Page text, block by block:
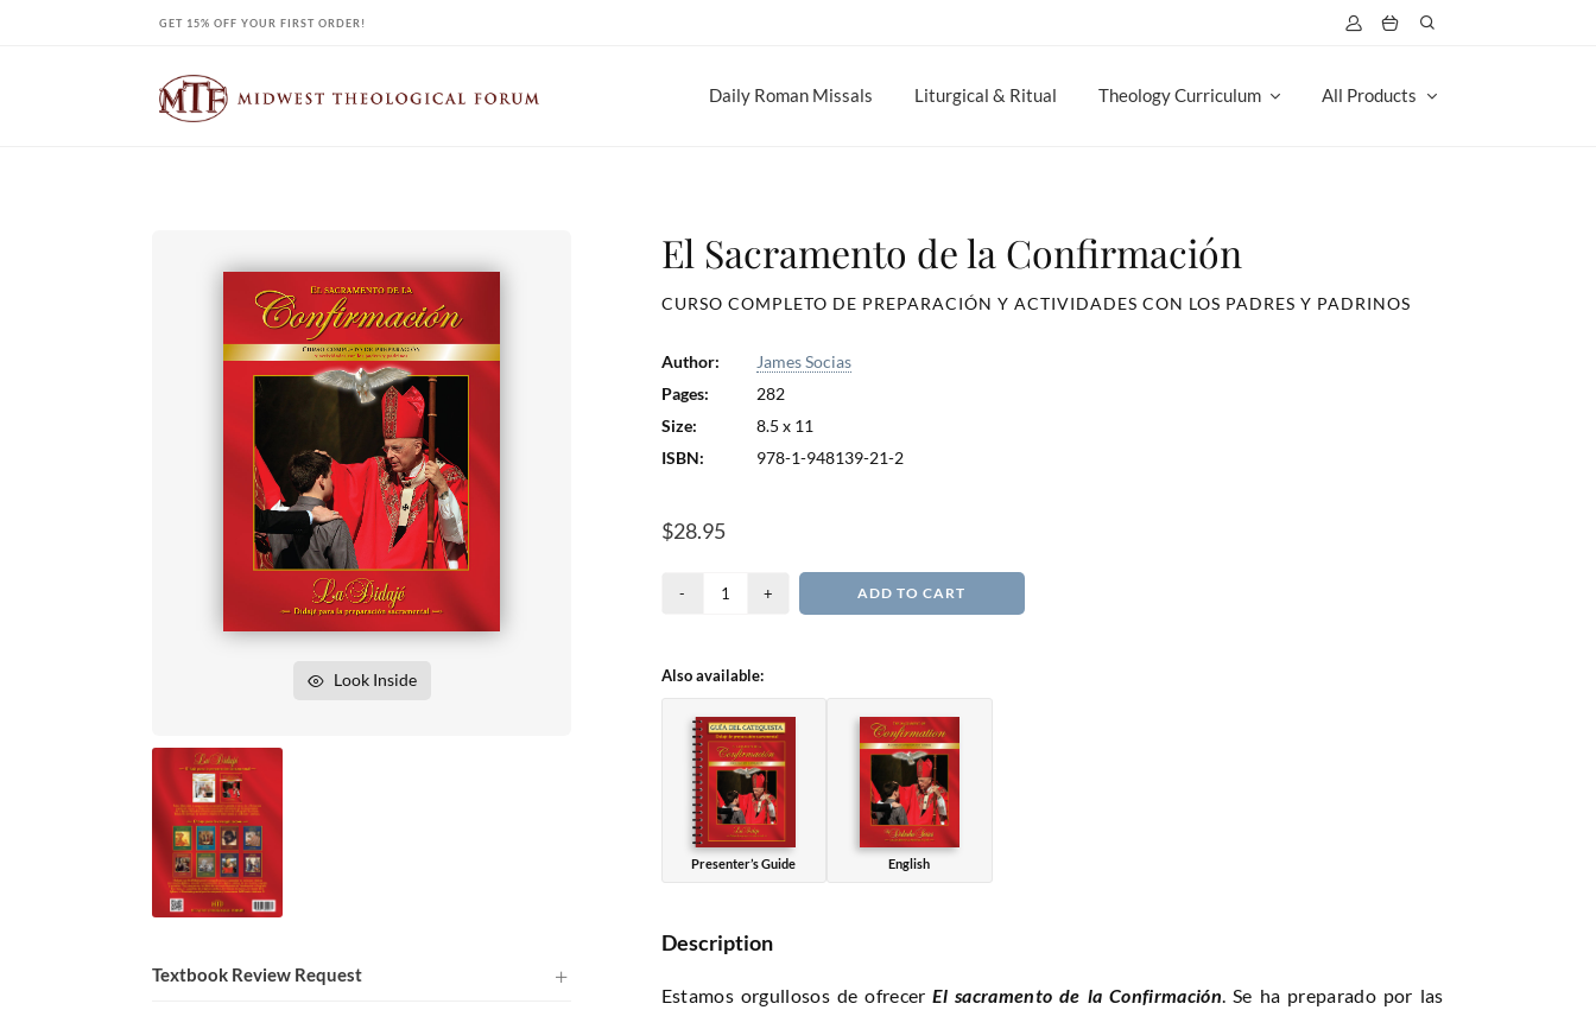
GET 15% OFF YOUR FIRST ORDER!
Daily Roman Missals Liturgical & Ritual Theology Curriculum All Products
Look Inside
Textbook Review Request
El Sacramento de la Confirmación
CURSO COMPLETO DE PREPARACIÓN Y ACTIVIDADES CON LOS PADRES Y PADRINOS
Author:
James Socias
Pages:
282
Size:
8.5 x 11
ISBN:
978-1-948139-21-2
$28.95
Sacramento
la
Confirmación
quantity
ADD TO CART
Also available:
Presenter’s Guide English
Description
Estamos orgullosos de ofrecerEl sacramentode la Confirmación. Se ha preparado por las